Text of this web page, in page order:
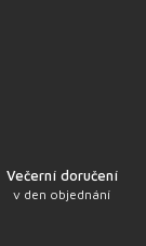
Večerní doručení
v den objednání